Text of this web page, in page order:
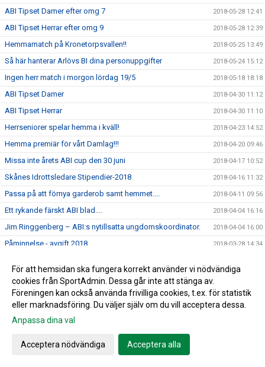
ABI Tipset Damer efter omg 7 2018-05-28 12:41
ABI Tipset Herrar efter omg 9 2018-05-28 12:39
Hemmamatch på Kronetorpsvallen!! 2018-05-25 13:49
Så här hanterar Arlövs BI dina personuppgifter 2018-05-24 15:12
Ingen herr match i morgon lördag 19/5 2018-05-18 18:18
ABI Tipset Damer 2018-04-30 11:12
ABI Tipset Herrar 2018-04-30 11:10
Herrseniorer spelar hemma i kväll! 2018-04-23 14:52
Hemma premiär för vårt Damlag!!! 2018-04-20 09:46
Missa inte årets ABI cup den 30 juni 2018-04-17 10:52
Skånes Idrottsledare Stipendier-2018 2018-04-16 11:32
Passa på att förnya garderob samt hemmet.... 2018-04-11 09:56
Ett rykande färskt ABI blad.... 2018-04-04 16:16
Jim Ringgenberg – ABI:s nytillsatta ungdomskoordinator. 2018-04-04 16:00
Påminnelse - avgift 2018 2018-03-28 14:34
Arlövs BI - Ravelli
Årets fotbollsskola 2018 2018-03-05 10:09
Välkomna till en ny fotbollssäsong - 2018 2018-03-02 13:48
Kvällens utbildning inställd!
Årsmötet för 2017 blev en lugn tillställning
För att hemsidan ska fungera korrekt använder vi nödvändiga
cookies från SportAdmin. Dessa går inte att stänga av.
Föreningen kan också använda frivilliga cookies, t.ex. för statistik
eller marknadsföring. Du väljer själv om du vill acceptera dessa.
Anpassa dina val
Acceptera nödvändiga Acceptera alla